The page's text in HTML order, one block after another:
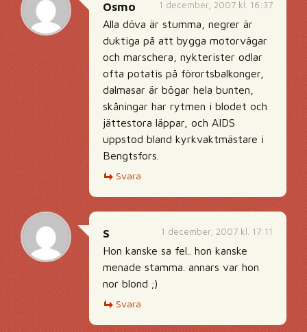
1 december, 2007 kl. 16:37
Osmo
Alla döva är stumma, negrer är
duktiga på att bygga motorvägar
och marschera, nykterister odlar
ofta potatis på förortsbalkonger,
dalmasar är bögar hela bunten,
skåningar har rytmen i blodet och
jättestora läppar, och AIDS
uppstod bland kyrkvaktmästare i
Bengtsfors.
Svara
1 december, 2007 kl. 17:11
S
Hon kanske sa fel.. hon kanske
menade stamma. annars var hon
nor blond ;)
Svara